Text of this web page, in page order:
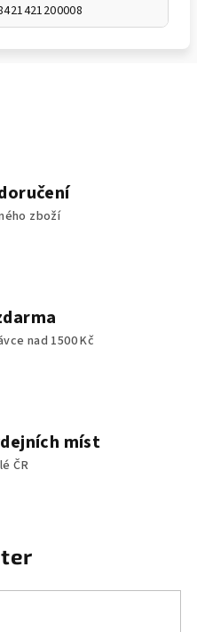
zboží
nad 1500 Kč
míst
ČR